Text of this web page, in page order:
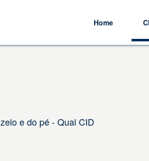
Home
e do pé - Qual CID